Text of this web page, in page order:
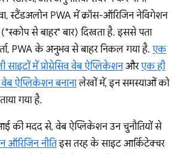
स्टैंडअलोन PWA में क्रॉस-ऑरिजिन नेविगेशन
से बाहर" बार) दिखता है. इससे पता
PWA के अनुभव से बाहर निकल गया है. एक
साइटों में प्रोग्रेसिव वेब ऐप्लिकेशनऔरएक ही
वेब ऐप्लिकेशन बनानालेखों में, इन समस्याओं को
गया है.
की मदद से, वेब ऐप्लिकेशन उन चुनौतियों से
ऑरिजिन नीतिइस तरह के साइट आर्किटेक्चर